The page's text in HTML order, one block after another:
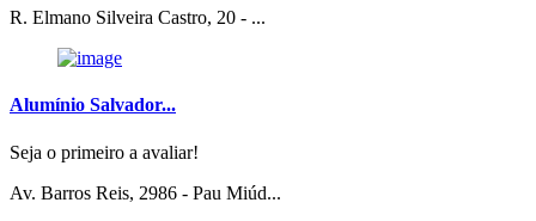
R. Elmano Silveira Castro, 20 - ...
Alumínio Salvador...
Seja o primeiro a avaliar!
Av. Barros Reis, 2986 - Pau Miúd...